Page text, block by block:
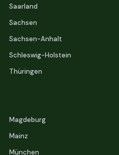
Saarland
Sachsen
Sachsen-Anhalt
Schleswig-Holstein
Thüringen
Magdeburg
Mainz
München